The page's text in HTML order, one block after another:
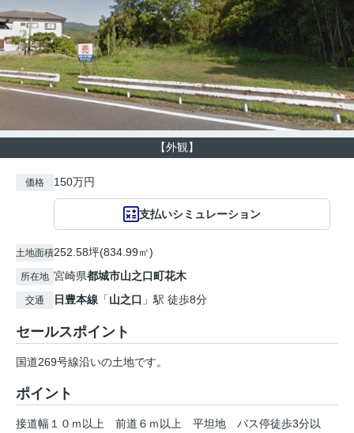
【外観】
価格 150万円
支払いシミュレーション
土地面積252.58坪(834.99㎡)
所在地 宮崎県都城市山之口町花木
交通 日豊本線 「山之口 」駅 徒歩8分
セールスポイント
国道269号線沿いの土地です。
ポイント
接道幅１０ｍ以上 前道６ｍ以上 平坦地
バス停徒歩3分以